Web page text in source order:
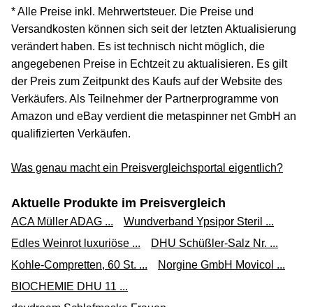
* Alle Preise inkl. Mehrwertsteuer. Die Preise und
Versandkosten können sich seit der letzten Aktualisierung
verändert haben. Es ist technisch nicht möglich, die
angegebenen Preise in Echtzeit zu aktualisieren. Es gilt
der Preis zum Zeitpunkt des Kaufs auf der Website des
Verkäufers. Als Teilnehmer der Partnerprogramme von
Amazon und eBay verdient die metaspinner net GmbH an
qualifizierten Verkäufen.
Was genau macht ein Preisvergleichsportal eigentlich?
Aktuelle Produkte im Preisvergleich
ACA Müller ADAG ...
Wundverband Ypsipor Steril ...
Edles Weinrot luxuriöse ...
DHU Schüßler-Salz Nr. ...
Kohle-Compretten, 60 St. ...
Norgine GmbH Movicol ...
BIOCHEMIE DHU 11 ...